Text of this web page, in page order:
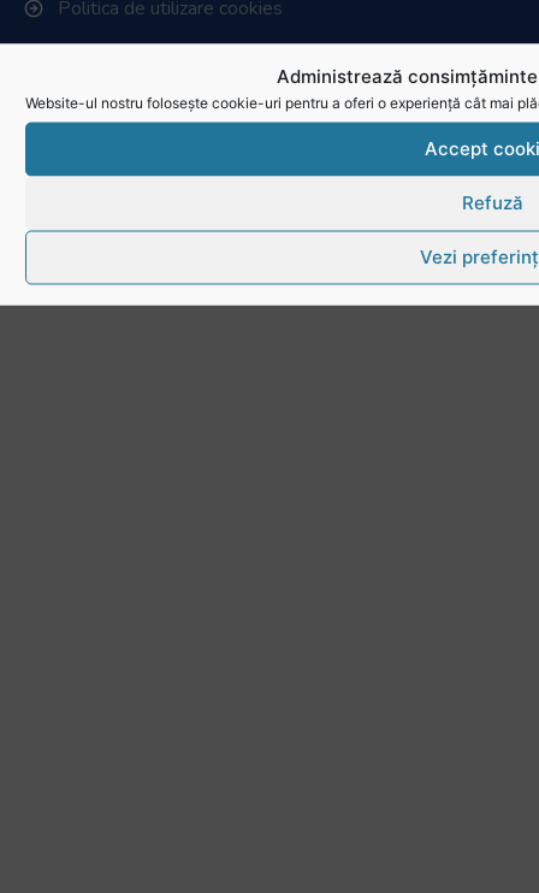
Administrează
Website-ul nostru folosește cookie-uri pentru a oferi o experiență cât mai
Accept
Refuză
Vezi
Politica de utilizare cookies